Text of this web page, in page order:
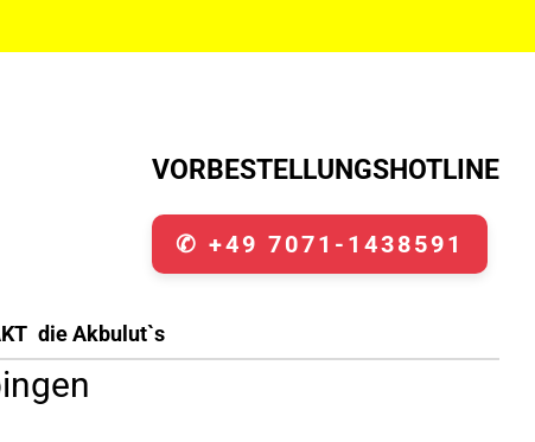
VORBESTELLUNGSHOTLINE
✆ +49 7071-1438591
die Akbulut`s